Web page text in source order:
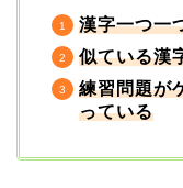
漢字一つ一
似ている漢
練習問題が
っている